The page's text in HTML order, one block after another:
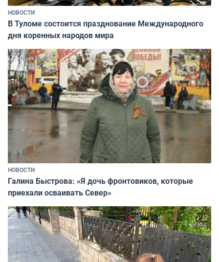
НОВОСТИ
В Туломе состоится празднование Международного
дня коренных народов мира
НОВОСТИ
Галина Быстрова: «Я дочь фронтовиков, которые
приехали осваивать Север»